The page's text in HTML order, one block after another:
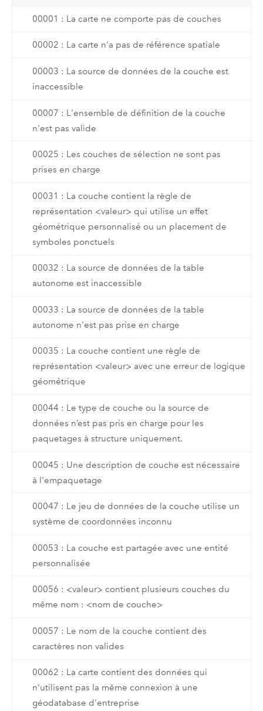
00001 : La carte ne comporte pas de couches
00002 : La carte n'a pas de référence spatiale
00003 : La source de données de la couche est
inaccessible
00007 : L'ensemble de définition de la couche
n'est pas valide
00025 : Les couches de sélection ne sont pas
prises en charge
00031 : La couche contient la règle de
représentation <valeur> qui utilise un effet
géométrique personnalisé ou un placement de
symboles ponctuels
00032 : La source de données de la table
autonome est inaccessible
00033 : La source de données de la table
autonome n'est pas prise en charge
00035 : La couche contient une règle de
représentation <valeur> avec une erreur de logique
géométrique
00044 : Le type de couche ou la source de
données n’est pas pris en charge pour les
paquetages à structure uniquement.
00045 : Une description de couche est nécessaire
à l'empaquetage
00047 : Le jeu de données de la couche utilise un
système de coordonnées inconnu
00053 : La couche est partagée avec une entité
personnalisée
00056 : <valeur> contient plusieurs couches du
même nom : <nom de couche>
00057 : Le nom de la couche contient des
caractères non valides
00062 : La carte contient des données qui
n'utilisent pas la même connexion à une
géodatabase d'entreprise